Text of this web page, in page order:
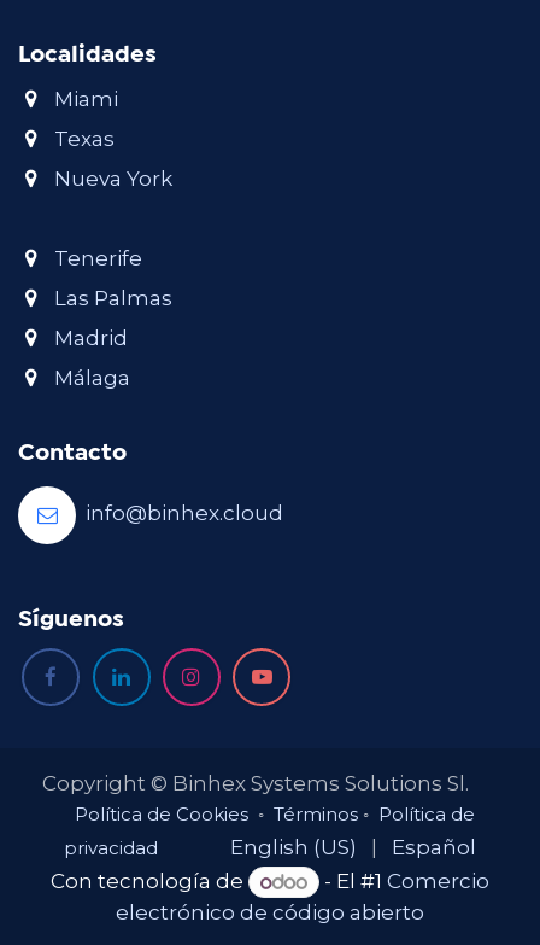
Localidades
Miami
Texas
Nueva York
Tenerife
Las Palmas
Madrid
Málaga
Contacto
info@binhex.cloud
Síguenos
Copyright © Binhex Systems Solutions Sl.
Política de Cookies ◦ Términos ◦ Política de
privacidad
English (US)
Español
Con tecnología de
- El #1 Comercio
electrónico de código abierto